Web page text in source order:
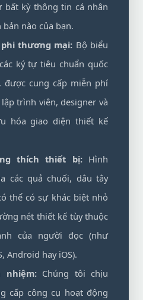
bất kỳ thông tin cá nhân
nào của bạn.
thương mại: Bộ biểu
ký tự tiêu chuẩn quốc
được cung cấp miễn phí
trình viên, designer và
hóa giao diện thiết kế
thích thiết bị:Hình
các quả chuối, dâu tây
thể có sự khác biệt nhỏ
nét thiết kế tùy thuộc
của người đọc (như
Android hay iOS).
nhiệm:Chúng tôi chịu
cấp công cụ hoạt động